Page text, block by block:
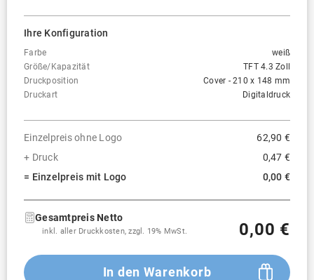
Ihre Konfiguration
Farbe
weiß
Größe/Kapazität
TFT 4.3 Zoll
Druckposition
Cover - 210 x 148 mm
Druckart
Digitaldruck
Einzelpreis ohne Logo
62,90 €
+ Druck
0,47 €
= Einzelpreis mit Logo
0,00 €
Gesamtpreis Netto
inkl. aller Druckkosten, zzgl. 19% MwSt. 0,00 €
In den Warenkorb